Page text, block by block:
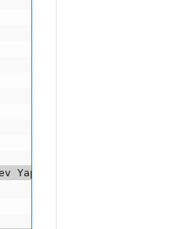
Yaptığınız Kurum]